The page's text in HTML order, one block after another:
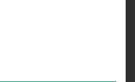
mit dem
Re­
Fahr­rad­
Service-Gruppen, für